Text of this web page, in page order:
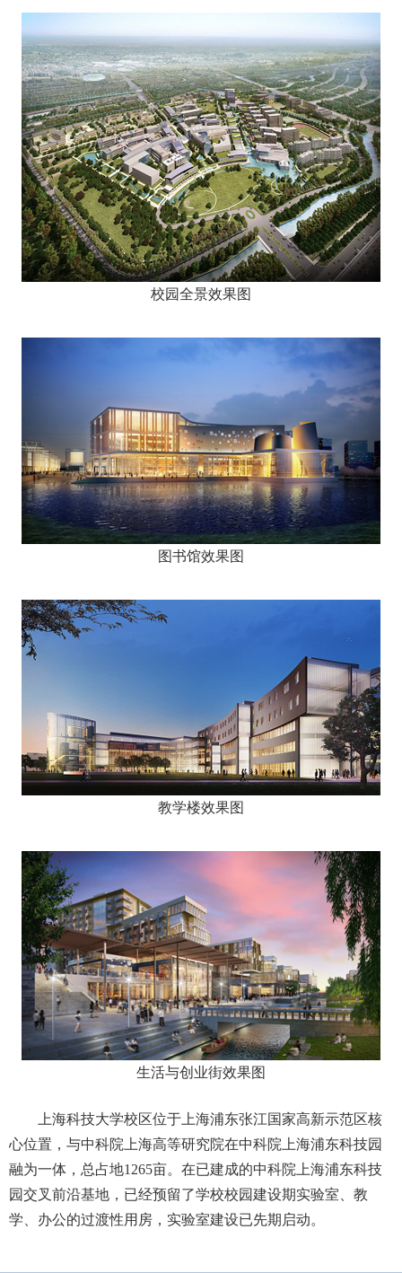
校园全景效果图
图书馆效果图
教学楼效果图
生活与创业街效果图
上海科技大学校区位于上海浦东张江国家高新示范区核
心位置，与中科院上海高等研究院在中科院上海浦东科技园
融为一体，总占地1265亩。在已建成的中科院上海浦东科技
园交叉前沿基地，已经预留了学校校园建设期实验室、教
学、办公的过渡性用房，实验室建设已先期启动。